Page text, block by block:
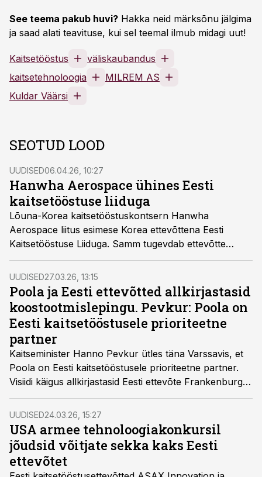
See teema pakub huvi? Hakka neid märksõnu jälgima
ja saad alati teavituse, kui sel teemal ilmub midagi uut!
Kaitsetööstus
väliskaubandus
kaitsetehnoloogia
MILREM AS
Kuldar Väärsi
SEOTUD LOOD
UUDISED06.04.26, 10:27
Hanwha Aerospace ühines Eesti
kaitsetööstuse liiduga
Lõuna-Korea kaitsetööstuskontsern Hanwha
Aerospace liitus esimese Korea ettevõttena Eesti
Kaitsetööstuse Liiduga. Samm tugevdab ettevõtte
positsiooni Eestis ajal, mil koostöö on laienenud
relvahankelt teadus- ja arendustegevusse ning
kohalikku tootmisvõimekusse.
UUDISED27.03.26, 13:15
Poola ja Eesti ettevõtted allkirjastasid
koostootmislepingu. Pevkur: Poola on
Eesti kaitsetööstusele prioriteetne
partner
Kaitseminister Hanno Pevkur ütles täna Varssavis, et
Poola on Eesti kaitsetööstusele prioriteetne partner.
Visiidi käigus allkirjastasid Eesti ettevõte Frankenburg
Technologies ja Poola kaitsetööstuskontsern PGZ
koostootmislepingu.
UUDISED24.03.26, 15:27
USA armee tehnoloogiakonkursil
jõudsid võitjate sekka kaks Eesti
ettevõtet